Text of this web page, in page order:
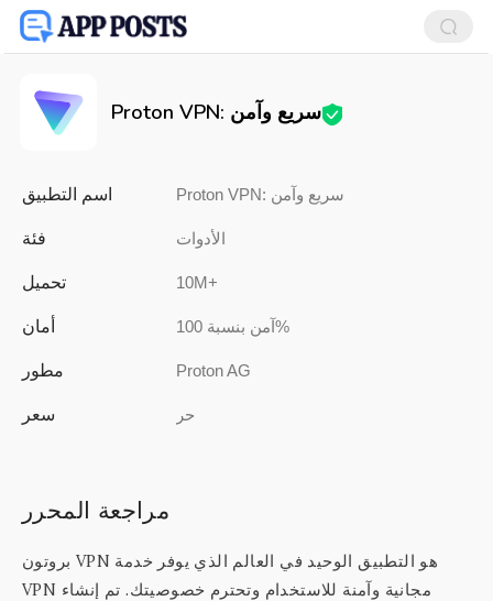
Proton VPN: سريع وآمن
اسم التطبيق Proton VPN: سريع وآمن
فئة الأدوات
تحميل 10M+
أمان آمن بنسبة 100%
مطور Proton AG
سعر حر
مراجعة المحرر
بروتون VPN هو التطبيق الوحيد في العالم الذي يوفر خدمة
VPN مجانية وآمنة للاستخدام وتحترم خصوصيتك. تم إنشاء